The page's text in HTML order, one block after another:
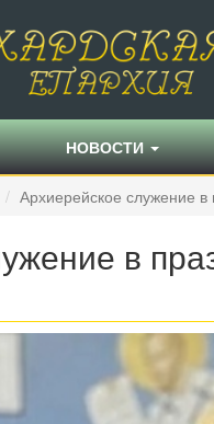
НОВОСТИ
Архиерейское служение
в